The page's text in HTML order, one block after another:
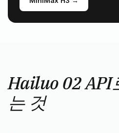
Hailuo 02 API
는 것